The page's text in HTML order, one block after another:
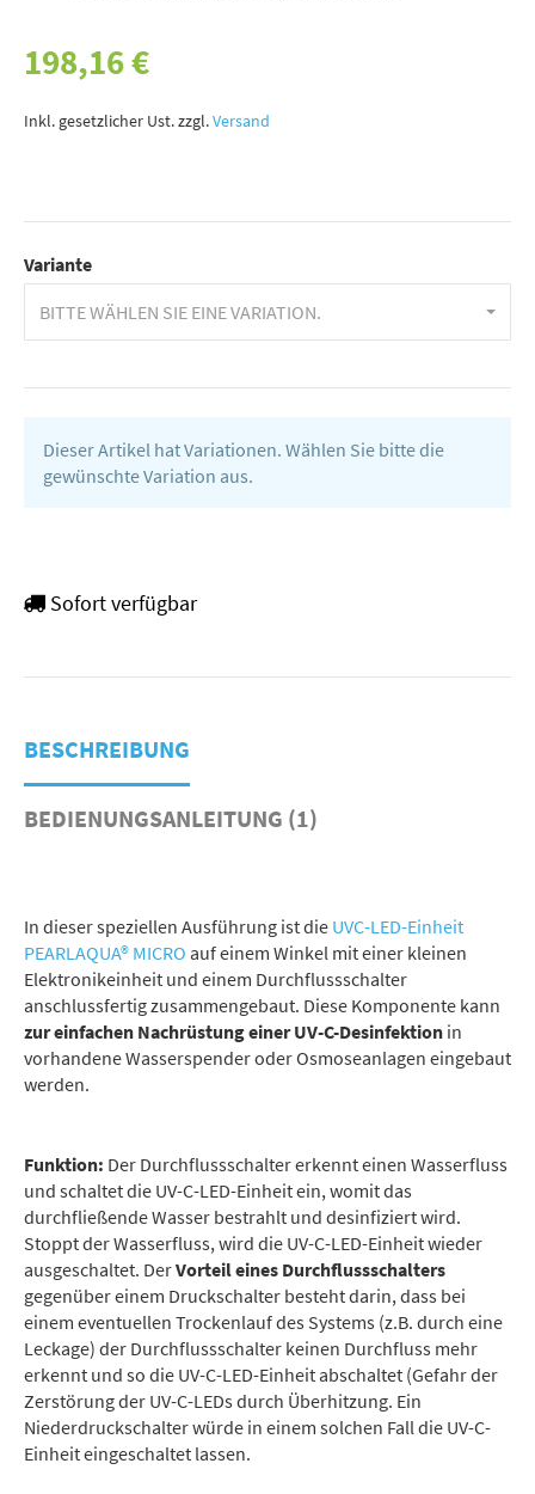
198,16 €
Inkl. gesetzlicher Ust. zzgl.Versand
Variante
BITTE WÄHLEN SIE EINE VARIATION.
Dieser Artikel hat Variationen. Wählen Sie bitte die
gewünschte Variation aus.
Sofort verfügbar
BESCHREIBUNG
BEDIENUNGSANLEITUNG (1)
In dieser speziellen Ausführung ist die UVC-LED-Einheit
PEARLAQUA® MICRO auf einem Winkel mit einer kleinen
Elektronikeinheit und einem Durchflussschalter
anschlussfertig zusammengebaut. Diese Komponente kann
zur einfachen Nachrüstung einer UV-C-Desinfektion in
vorhandene Wasserspender oder Osmoseanlagen eingebaut
werden.
Funktion: Der Durchflussschalter erkennt einen Wasserfluss
und schaltet die UV-C-LED-Einheit ein, womit das
durchfließende Wasser bestrahlt und desinfiziert wird.
Stoppt der Wasserfluss, wird die UV-C-LED-Einheit wieder
ausgeschaltet. DerVorteil eines Durchflussschalters
gegenüber einem Druckschalter besteht darin, dass bei
einem eventuellen Trockenlauf des Systems (z.B. durch eine
Leckage) der Durchflussschalter keinen Durchfluss mehr
erkennt und so die UV-C-LED-Einheit abschaltet (Gefahr der
Zerstörung der UV-C-LEDs durch Überhitzung. Ein
Niederdruckschalter würde in einem solchen Fall die UV-C-
Einheit eingeschaltet lassen.